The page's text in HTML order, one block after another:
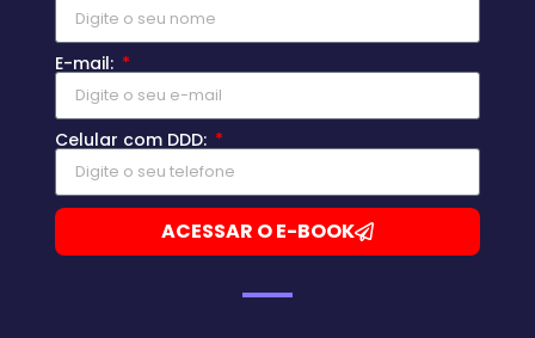
E-mail:
Celular com DDD:
ACESSAR O E-BOOK